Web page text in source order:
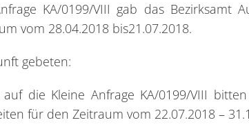
KA/0199/VIII gab das Bezirksamt
vom 28.04.2018 bis21.07.2018.
gebeten:
die Kleine Anfrage KA/0199/VIII
für den Zeitraum vom 22.07.2018 –